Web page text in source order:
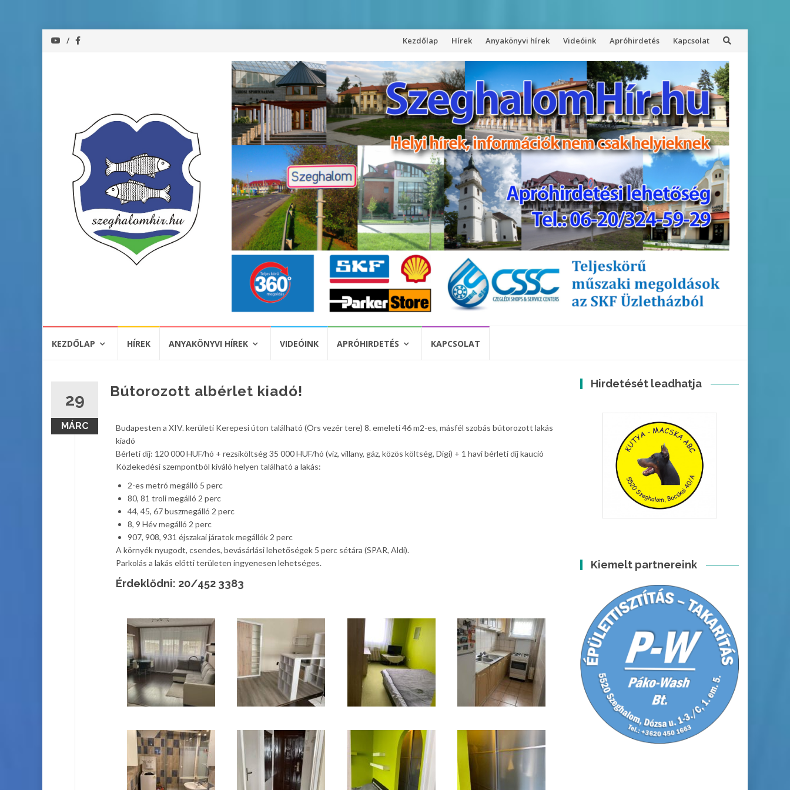
Kezdőlap Hírek Anyakönyvi hírek Videóink Apróhirdetés Kapcsolat
KEZDŐLAP HÍREK ANYAKÖNYVI HÍREK VIDEÓINK APRÓHIRDETÉS KAPCSOLAT
29
MÁRC
Bútorozott albérlet kiadó!
Budapesten a XIV. kerületi Kerepesi úton található (Örs vezér tere) 8. emeleti 46 m2-es, másfél szobás bútorozott lakás
kiadó
Bérleti díj: 120 000 HUF/hó + rezsiköltség 35 000 HUF/hó (víz, villany, gáz, közös költség, Digi) + 1 havi bérleti díj kaució
Közlekedési szempontból kiváló helyen található a lakás:
2-es metró megálló 5 perc
80, 81 troli megálló 2 perc
44, 45, 67 buszmegálló 2 perc
8, 9 Hév megálló 2 perc
907, 908, 931 éjszakai járatok megállók 2 perc
A környék nyugodt, csendes, bevásárlási lehetőségek 5 perc sétára (SPAR, Aldi).
Parkolás a lakás előtti területen ingyenesen lehetséges.
Érdeklődni: 20/452 3383
Hirdetését leadhatja
Kiemelt partnereink